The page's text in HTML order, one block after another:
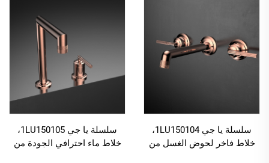
سلسلة يا جي 1LU150104،
خلاط فاخر لحوض الغسل من
سلسلة يا جي 1LU150105،
خلاط ماء احترافي الجودة من